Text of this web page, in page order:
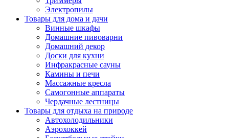
Электропилы
Товары для дома и дачи
Винные шкафы
Домашние пивоварни
Домашний декор
Доски для кухни
Инфракрасные сауны
Камины и печи
Массажные кресла
Самогонные аппараты
Чердачные лестницы
Товары для отдыха на природе
Автохолодильники
Аэрохоккей